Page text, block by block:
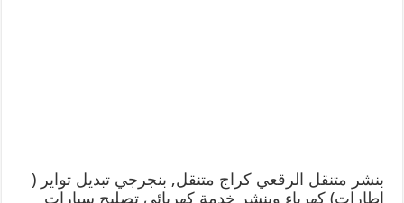
بنشر متنقل الرقعي كراج متنقل, بنجرجي تبديل تواير (
اطارات) كهرباء وبنشر خدمة كهربائي تصليح سيارات